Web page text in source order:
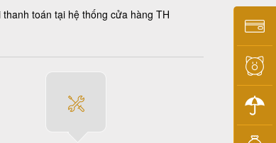
toán tại hệ thống cửa hàng TH